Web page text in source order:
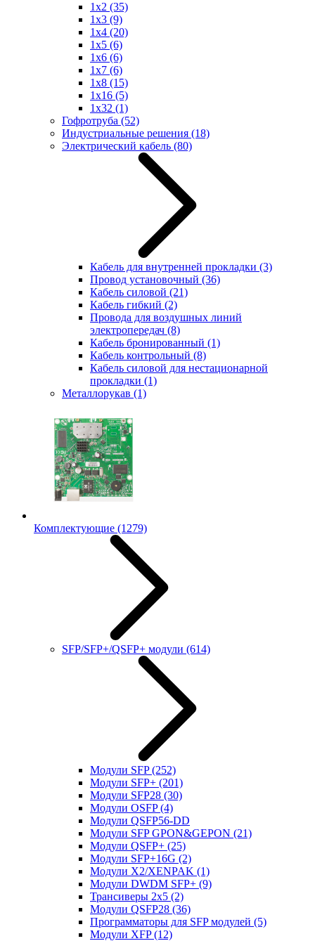
1x2 (35)
1x3 (9)
1x4 (20)
1x5 (6)
1x6 (6)
1x7 (6)
1x8 (15)
1x16 (5)
1x32 (1)
Гофротруба (52)
Индустриальные решения (18)
Электрический кабель (80)
Кабель для внутренней прокладки (3)
Провод установочный (36)
Кабель силовой (21)
Кабель гибкий (2)
Провода для воздушных линий
электропередач (8)
Кабель бронированный (1)
Кабель контрольный (8)
Кабель силовой для нестационарной
прокладки (1)
Металлорукав (1)
Комплектующие (1279)
SFP/SFP+/QSFP+ модули (614)
Модули SFP(252)
Модули SFP+ (201)
Модули SFP28 (30)
Модули OSFP(4)
Модули QSFP56-DD
Модули SFP GPON&GEPON (21)
Модули QSFP+ (25)
Модули SFP+16G (2)
Модули X2/XENPAK (1)
Модули DWDM SFP+ (9)
Трансиверы 2x5 (2)
Модули QSFP28 (36)
Программаторы для SFP модулей (5)
Модули XFP(12)